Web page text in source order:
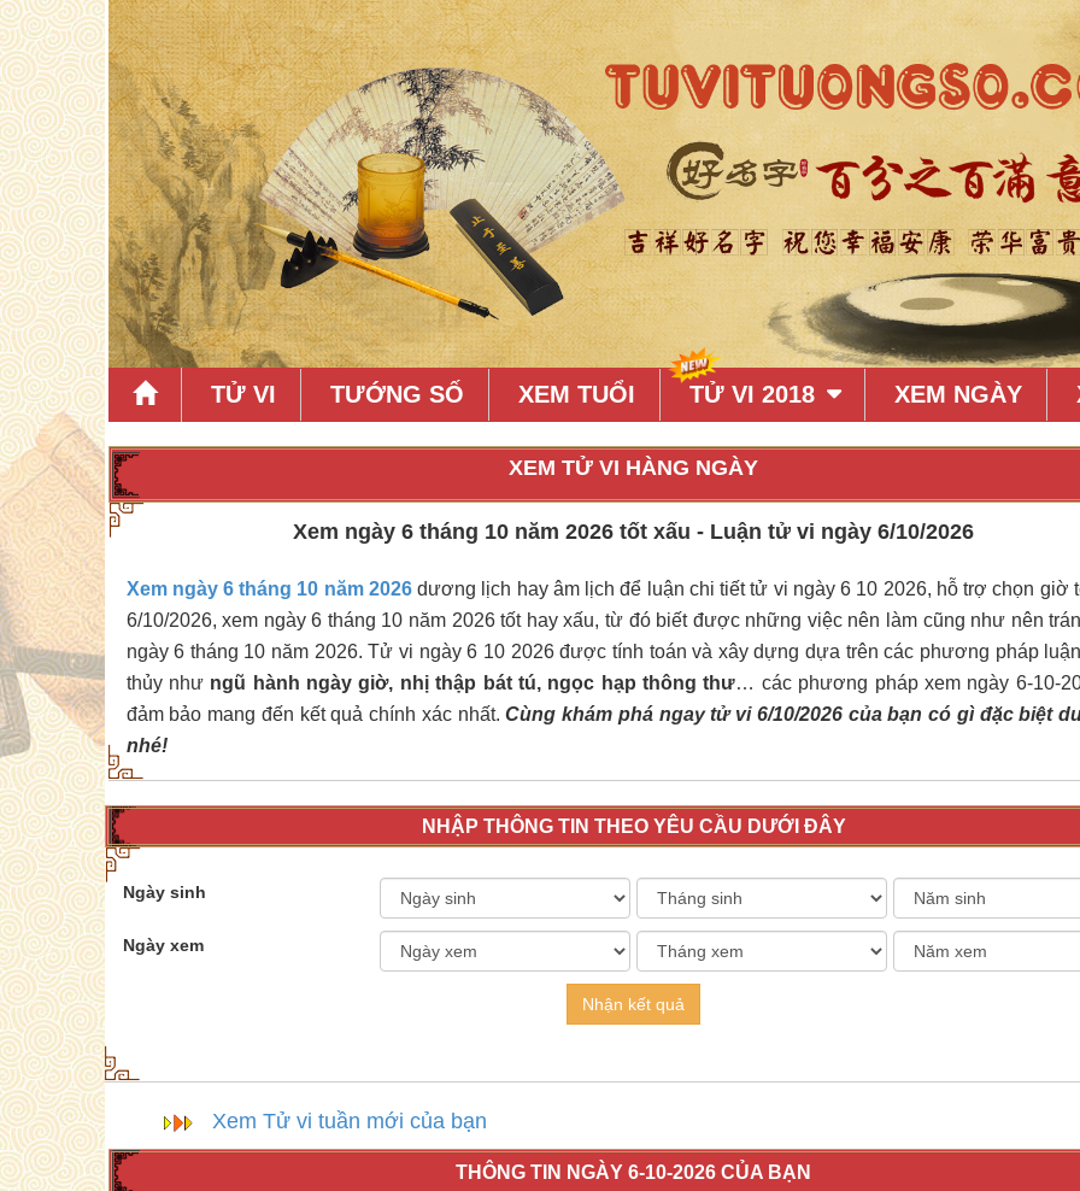
TỬ VI TƯỚNG SỐ XEM TUỔI TỬ VI 2018 XEM NGÀY
XEM TỬ VI HÀNG NGÀY
Xem ngày 6 tháng 10 năm 2026 tốt xấu - Luận tử vi ngày 6/10/2026
Xem ngày 6 tháng 10 năm 2026dương lịch hay âm lịch để luận chi tiết tử vi ngày 6 10 2026, hỗ trợ chọn giờ
6/10/2026, xem ngày 6 tháng 10 năm 2026 tốt hay xấu, từ đó biết được những việc nên làm cũng như nên
ngày 6 tháng 10 năm 2026. Tử vi ngày 6 10 2026 được tính toán và xây dựng dựa trên các phương pháp
thủy như ngũ hành ngày giờ, nhị thập bát tú, ngọc hạp thông thư… các phương pháp xem ngày 6-10-
đảm bảo mang đến kết quả chính xác nhất.Cùng khám phá ngay tử vi 6/10/2026 của bạn có gì đặc biệt
nhé!
NHẬP THÔNG TIN THEO YÊU CẦU DƯỚI ĐÂY
Ngày sinh
Ngày xem
Nhận kết quả
Xem Tử vi tuần mới của bạn
THÔNG TIN NGÀY 6-10-2026 CỦA BẠN